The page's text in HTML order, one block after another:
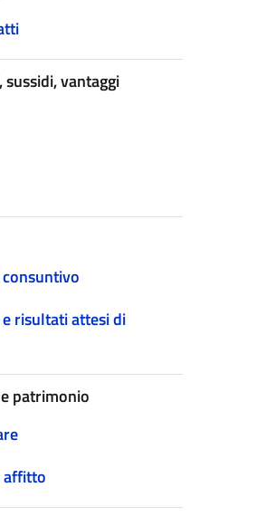
vantaggi
risultati attesi di
patrimonio
affitto